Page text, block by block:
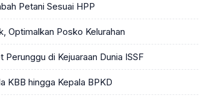
Petani Sesuai HPP
Optimalkan Posko Kelurahan
Perunggu di Kejuaraan Dunia ISSF
KBB hingga Kepala BPKD